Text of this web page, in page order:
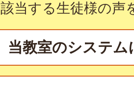
該当する生徒様の声
当教室のシステム